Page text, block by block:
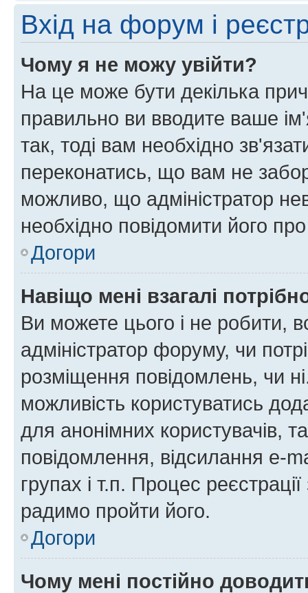
Вхід на форум і
Чому я не можу увійти?
На це може бути декілька
правильно ви вводите ваше
так, тоді вам необхідно
переконатись, що вам не
можливо, що адміністратор
необхідно повідомити його
Догори
Навіщо мені взагалі
Ви можете цього і не робити,
адміністратор форуму, чи
розміщення повідомлень, чи
можливість користуватись
для анонімних користувачів,
повідомлення, відсилання e-
групах і т.п. Процес
радимо пройти його.
Догори
Чому мені постійно